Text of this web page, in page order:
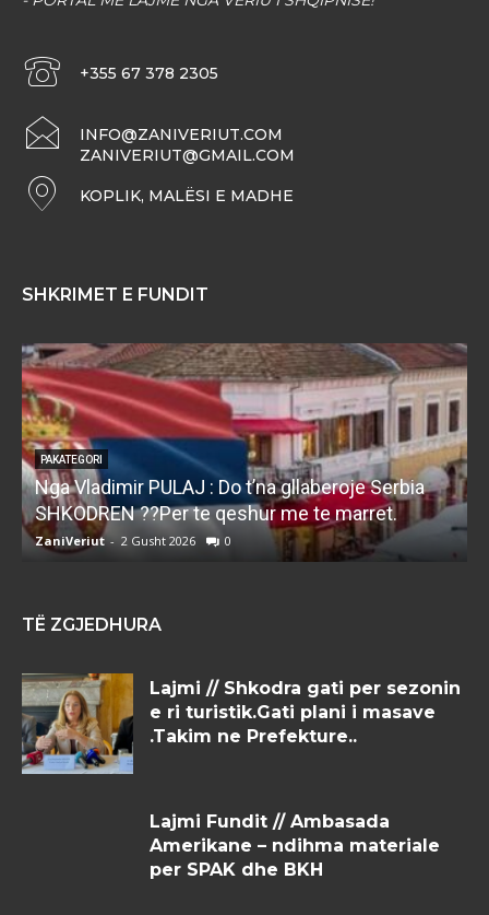
+355 67 378 2305
INFO@ZANIVERIUT.COM
ZANIVERIUT@GMAIL.COM
KOPLIK, MALËSI E MADHE
SHKRIMET E FUNDIT
PAKATEGORI
Nga Vladimir PULAJ : Do t’na gllaberoje Serbia
SHKODREN ??Per te qeshur me te marret.
ZaniVeriut - 2 Gusht 2026 0
TË ZGJEDHURA
Lajmi // Shkodra gati per sezonin
e ri turistik.Gati plani i masave
.Takim ne Prefekture..
Lajmi Fundit // Ambasada
Amerikane – ndihma materiale
per SPAK dhe BKH